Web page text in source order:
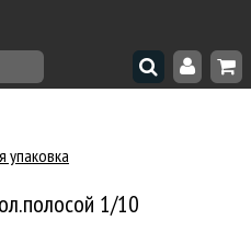
упаковка
1/10